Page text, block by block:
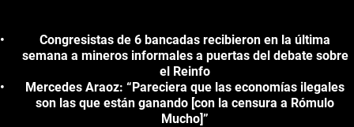
Congresistas de 6 bancadas recibieron en la última
semana a mineros informales a puertas del debate sobre
el Reinfo
Mercedes Araoz: “Pareciera que las economías ilegales
son las que están ganando [con la censura a Rómulo
Mucho]”